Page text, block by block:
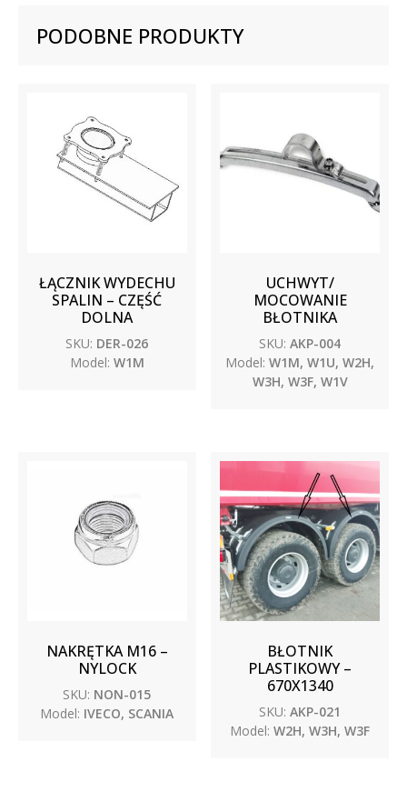
PODOBNE PRODUKTY
ŁĄCZNIK WYDECHU
SPALIN – CZĘŚĆ
DOLNA
SKU: DER-026
Model: W1M
UCHWYT/
MOCOWANIE
BŁOTNIKA
SKU: AKP-004
Model: W1M, W1U, W2H,
W3H, W3F, W1V
NAKRĘTKA M16 –
NYLOCK
SKU: NON-015
Model: IVECO, SCANIA
BŁOTNIK
PLASTIKOWY –
670X1340
SKU: AKP-021
Model: W2H, W3H, W3F